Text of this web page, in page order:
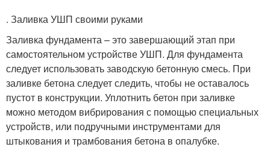
. Заливка УШП своими руками
Заливка фундамента – это завершающий этап при
самостоятельном устройстве УШП. Для фундамента
следует использовать заводскую бетонную смесь. При
заливке бетона следует следить, чтобы не оставалось
пустот в конструкции. Уплотнить бетон при заливке
можно методом вибрирования с помощью специальных
устройств, или подручными инструментами для
штыкования и трамбования бетона в опалубке.